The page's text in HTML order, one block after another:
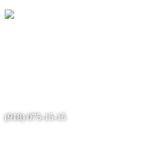
(918) 075-15-15